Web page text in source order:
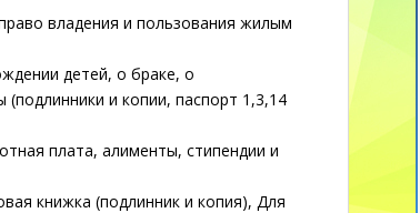
владения и пользования жилым
детей, о браке, о
и копии, паспорт 1,3,14
плата, алименты, стипендии и
книжка (подлинник и копия), Для